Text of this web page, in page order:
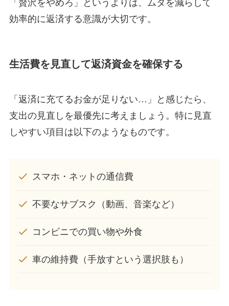
「贅沢をやめろ」というよりは、ムダを減らして
効率的に返済する意識が大切です。
生活費を見直して返済資金を確保する
「返済に充てるお金が足りない…」と感じたら、
支出の見直しを最優先に考えましょう。特に見直
しやすい項目は以下のようなものです。
スマホ・ネットの通信費
不要なサブスク（動画、音楽など）
コンビニでの買い物や外食
車の維持費（手放すという選択肢も）